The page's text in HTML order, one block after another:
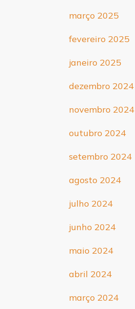
março 2025
fevereiro 2025
janeiro 2025
dezembro 2024
novembro 2024
outubro 2024
setembro 2024
agosto 2024
julho 2024
junho 2024
maio 2024
abril 2024
março 2024